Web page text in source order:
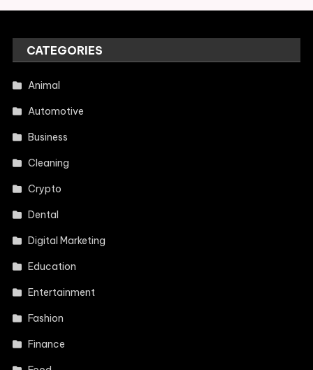
CATEGORIES
Animal
Automotive
Business
Cleaning
Crypto
Dental
Digital Marketing
Education
Entertainment
Fashion
Finance